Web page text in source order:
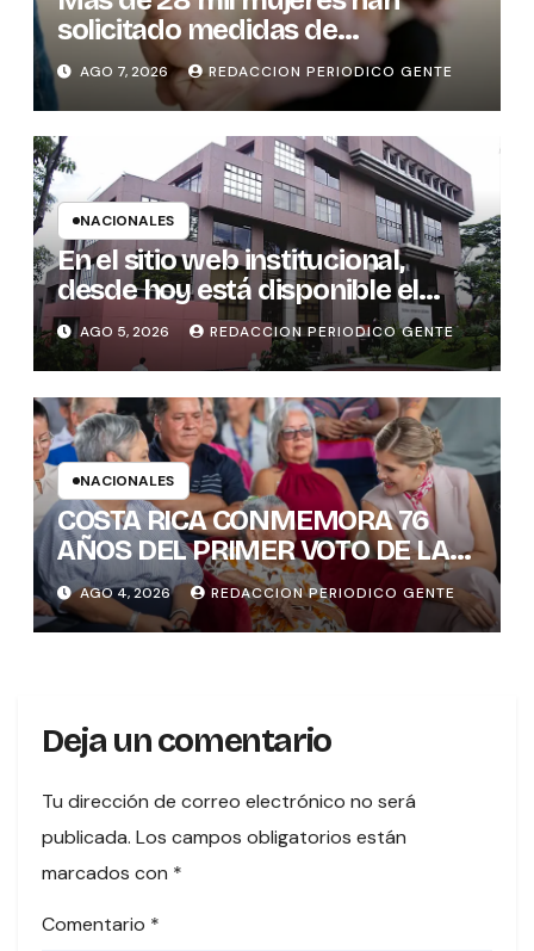
solicitado medidas de
protección
AGO 7, 2026 REDACCION PERIODICO GENTE
NACIONALES
En el sitio web institucional,
desde hoy está disponible el
sistema “Matrimonio en Línea”
para los notarios del país
AGO 5, 2026 REDACCION PERIODICO GENTE
NACIONALES
COSTA RICA CONMEMORA 76
AÑOS DEL PRIMER VOTO DE LAS
MUJERES , INAMU BRINDA
HOMENAJE A UNA DE LAS
PRIMERAS MUJERES VOTANTES
AGO 4, 2026 REDACCION PERIODICO GENTE
Deja un comentario
Tu dirección de correo electrónico no será
publicada. Los campos obligatorios están
marcados con *
Comentario *